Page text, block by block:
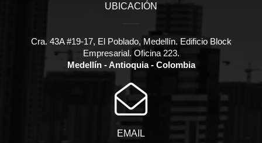
UBICACIÓN
Cra. 43A #19-17, El Poblado, Medellín. Edificio Block
Empresarial. Oficina 223.
Medellín - Antioquia - Colombia
EMAIL